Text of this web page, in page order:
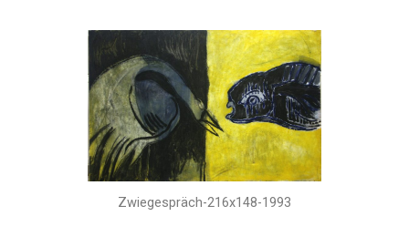
Zwiegespräch-216x148-1993